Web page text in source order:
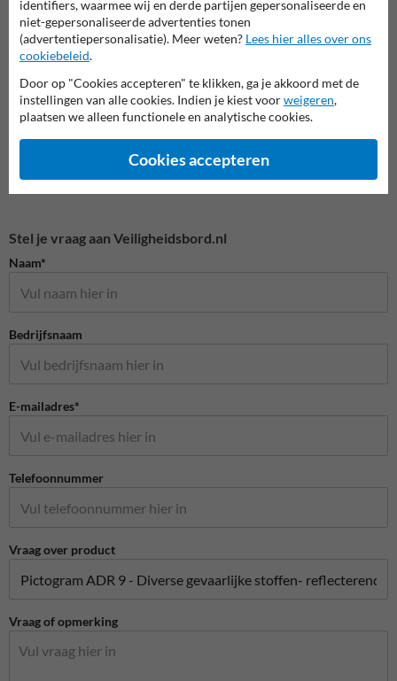
Stel je vraag aan Veiligheidsbord.nl
Naam*
Bedrijfsnaam
E-mailadres*
Telefoonnummer
Vraag over product
Vraag of opmerking
identifiers, waarmee wij en derde partijen gepersonaliseerde en
niet-gepersonaliseerde advertenties tonen
(advertentiepersonalisatie). Meer weten? Lees hier alles over ons
cookiebeleid.
Door op "Cookies accepteren" te klikken, ga je akkoord met de
instellingen van alle cookies. Indien je kiest voorweigeren,
plaatsen we alleen functionele en analytische cookies.
Cookies accepteren